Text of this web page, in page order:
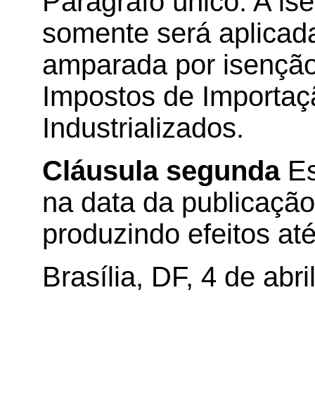
somente será
amparada por
Impostos de
Industrializados.
Cláusula segunda
na data da
produzindo efeitos
Brasília, DF, 4 de